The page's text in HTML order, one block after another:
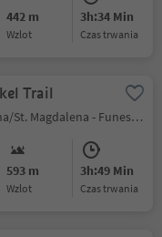
442 m
Wzlot
3h:34 Min
czas trwania
Trail
S. Maddalena/St. Magdalena - Funes/Villnöss, Villnöss/Funes, Dolomites Region Lüsen Villnöss
593 m
Wzlot
3h:49 Min
czas trwania